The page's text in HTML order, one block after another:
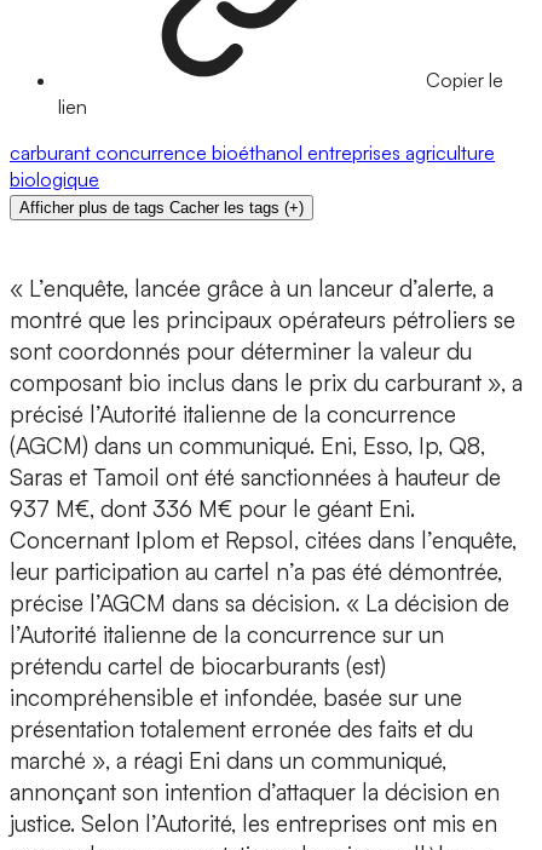
Copier le
lien
carburant concurrence bioéthanol entreprises agriculture
biologique
Afficher plus de tags Cacher les tags (+)
« L’enquête, lancée grâce à un lanceur d’alerte, a
montré que les principaux opérateurs pétroliers se
sont coordonnés pour déterminer la valeur du
composant bio inclus dans le prix du carburant », a
précisé l’Autorité italienne de la concurrence
(AGCM) dans un communiqué. Eni, Esso, Ip, Q8,
Saras et Tamoil ont été sanctionnées à hauteur de
937 M€, dont 336 M€ pour le géant Eni.
Concernant Iplom et Repsol, citées dans l’enquête,
leur participation au cartel n’a pas été démontrée,
précise l’AGCM dans sa décision. « La décision de
l’Autorité italienne de la concurrence sur un
prétendu cartel de biocarburants (est)
incompréhensible et infondée, basée sur une
présentation totalement erronée des faits et du
marché », a réagi Eni dans un communiqué,
annonçant son intention d’attaquer la décision en
justice. Selon l’Autorité, les entreprises ont mis en